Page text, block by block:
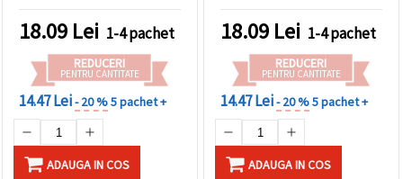
18.09 Lei 1-4 pachet
REDUCERI
PENTRU CANTITATE
14.47 Lei- 20 %5 pachet +
ADAUGA IN COS
18.09 Lei 1-4 pachet
REDUCERI
PENTRU CANTITATE
14.47 Lei- 20 %5 pachet +
ADAUGA IN COS